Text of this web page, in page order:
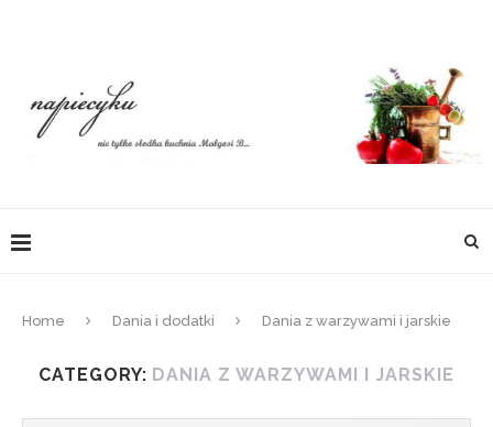
Home Dania i dodatki Dania z warzywami i jarskie
CATEGORY: DANIA Z WARZYWAMI I JARSKIE